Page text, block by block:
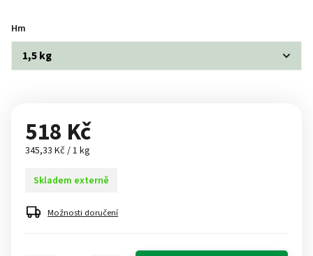
Hm
518 Kč
345,33 Kč / 1 kg
Skladem externě
Možnosti doručení